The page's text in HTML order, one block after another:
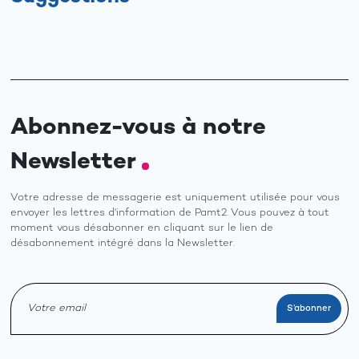
Abonnez-vous à notre
Newsletter
Votre adresse de messagerie est uniquement utilisée pour vous
envoyer les lettres d'information de Pamt2. Vous pouvez à tout
moment vous désabonner en cliquant sur le lien de
désabonnement intégré dans la Newsletter.